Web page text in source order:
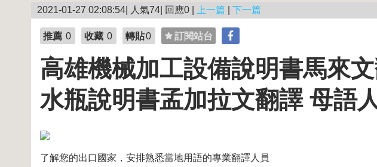
2021-01-27 02:08:54| 人氣74| 回應0 | 上一篇 下一篇
推薦 0 收藏 0 轉貼0 訂閱站台
高雄機械加工設備說明書馬來
水瓶說明書孟加拉文翻譯 母語
了解您的出口國家，安排熟悉當地用語的專業翻譯人員